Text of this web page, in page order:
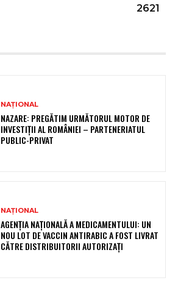
2621
NAȚIONAL
NAZARE: PREGĂTIM URMĂTORUL MOTOR DE
INVESTIȚII AL ROMÂNIEI – PARTENERIATUL
PUBLIC-PRIVAT
NAȚIONAL
AGENȚIA NAȚIONALĂ A MEDICAMENTULUI: UN
NOU LOT DE VACCIN ANTIRABIC A FOST LIVRAT
CĂTRE DISTRIBUITORII AUTORIZAȚI